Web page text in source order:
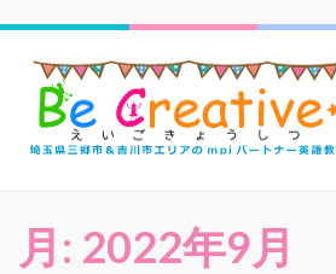
月: 2022年9月